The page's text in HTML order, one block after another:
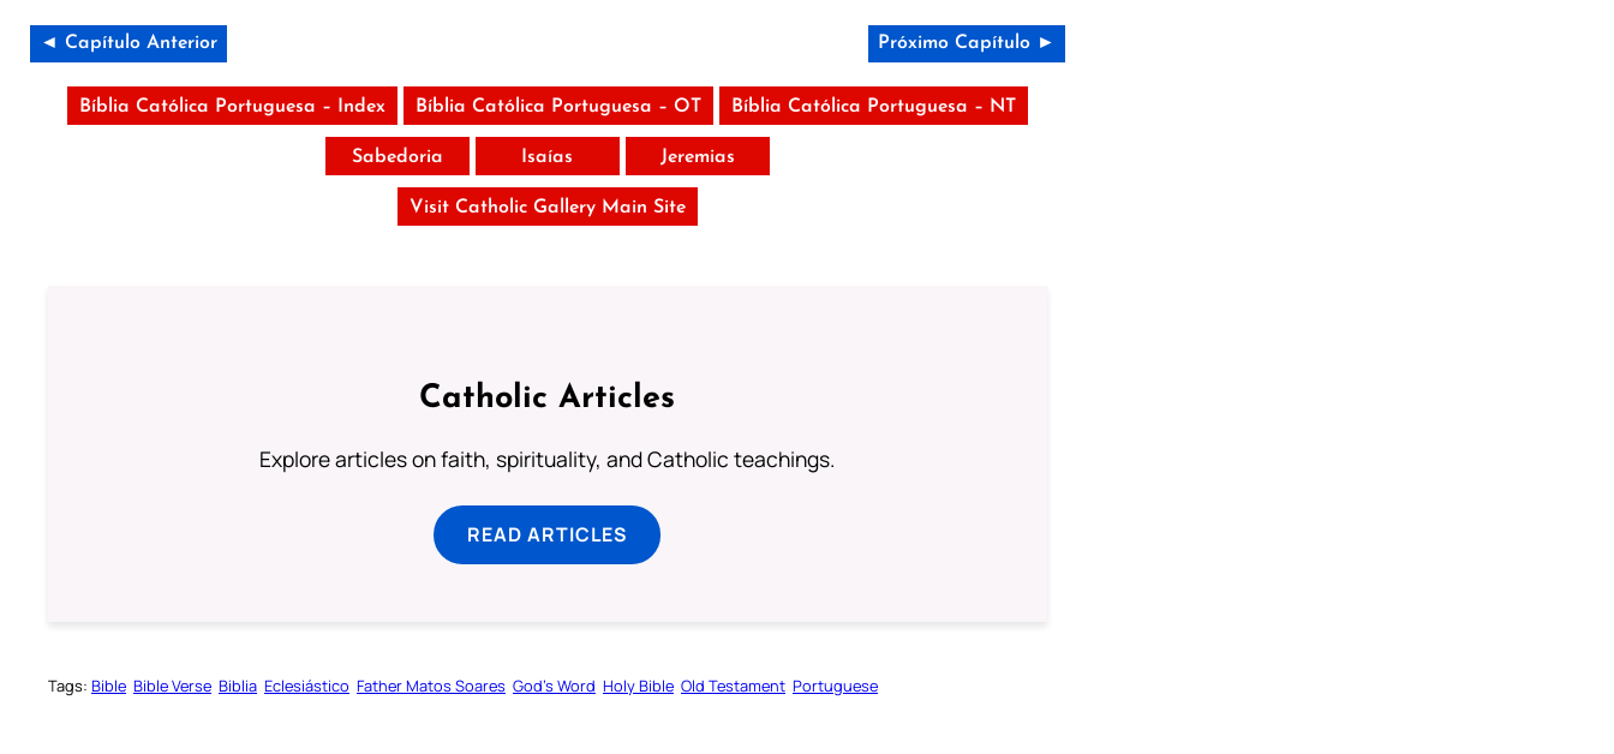
◄ Capítulo Anterior Próximo Capítulo ►
Bíblia Católica Portuguesa – Index Bíblia Católica Portuguesa – OT Bíblia Católica Portuguesa – NT
Sabedoria Isaías Jeremias
Visit Catholic Gallery Main Site
Catholic Articles
Explore articles on faith, spirituality, and Catholic teachings.
READ ARTICLES
Tags: Bible Bible Verse Biblia Eclesiástico Father Matos Soares God’s Word Holy Bible Old Testament Portuguese